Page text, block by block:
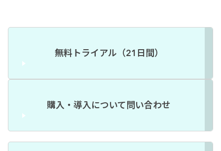
無料トライアル（21日間）
購入・導入について問い合わせ